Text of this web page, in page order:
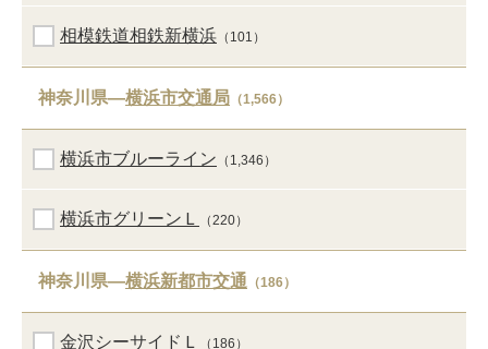
相模鉄道相鉄新横浜 （101）
神奈川県―横浜市交通局 （1,566）
横浜市ブルーライン （1,346）
横浜市グリーンＬ （220）
神奈川県―横浜新都市交通 （186）
金沢シーサイドＬ （186）